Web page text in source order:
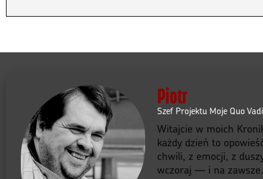
Piotr
Szef Projektu Moje Quo
Witajcie w moich
każdy dzień to
chwili, z emocji, z
wczoraj — i na